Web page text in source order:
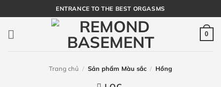
qua
nội
dung
ENTRANCE TO THE BEST ORGASMS
0
Trang chủ / Sản phẩm Màu sắc / Hồng